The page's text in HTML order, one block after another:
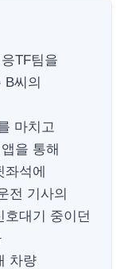
TF팀을
B씨의
마치고
을 통해
좌석에
전 기사의
호대기 중이던
차량